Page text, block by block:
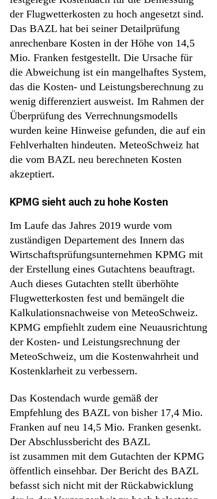
der Flugwetterkosten zu hoch angesetzt sind.
Das BAZL hat bei seiner Detailprüfung
anrechenbare Kosten in der Höhe von 14,5
Mio. Franken festgestellt. Die Ursache für
die Abweichung ist ein mangelhaftes System,
das die Kosten- und Leistungsberechnung zu
wenig differenziert ausweist. Im Rahmen der
Überprüfung des Verrechnungsmodells
wurden keine Hinweise gefunden, die auf ein
Fehlverhalten hindeuten. MeteoSchweiz hat
die vom BAZL neu berechneten Kosten
akzeptiert.
KPMG sieht auch zu hohe Kosten
Im Laufe das Jahres 2019 wurde vom
zuständigen Departement des Innern das
Wirtschaftsprüfungsunternehmen KPMG mit
der Erstellung eines Gutachtens beauftragt.
Auch dieses Gutachten stellt überhöhte
Flugwetterkosten fest und bemängelt die
Kalkulationsnachweise von MeteoSchweiz.
KPMG empfiehlt zudem eine Neuausrichtung
der Kosten- und Leistungsrechnung der
MeteoSchweiz, um die Kostenwahrheit und
Kostenklarheit zu verbessern.
Das Kostendach wurde gemäß der
Empfehlung des BAZL von bisher 17,4 Mio.
Franken auf neu 14,5 Mio. Franken gesenkt.
Der Abschlussbericht des BAZL
ist zusammen mit dem Gutachten der KPMG
öffentlich einsehbar. Der Bericht des BAZL
befasst sich nicht mit der Rückabwicklung